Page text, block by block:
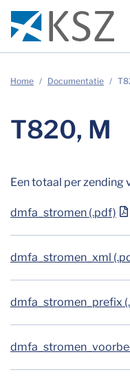
Home Documentatie
T820, M
Een totaal per zending
dmfa_stromen (.pdf)
dmfa_stromen_xml
dmfa_stromen_prefix